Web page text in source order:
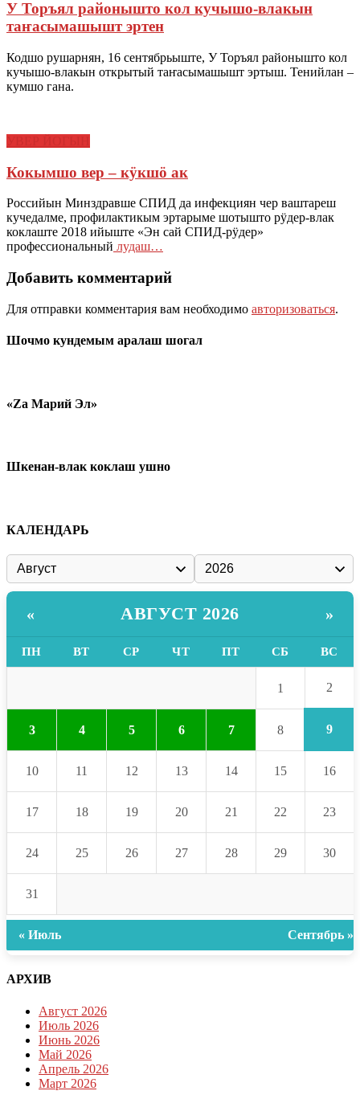
У Торъял районышто кол кучышо-влакын
таҥасымашышт эртен
Кодшо рушарнян, 16 сентябрьыште, У Торъял районышто кол
кучышо-влакын открытый таҥасымашышт эртыш. Тенийлан –
кумшо гана.
Кокымшо вер – кӱкшӧ ак
Российын Минздравше СПИД да инфекциян чер ваштареш
кучедалме, профилактикым эртарыме шотышто рӱдер-влак
коклаште 2018 ийыште «Эн сай СПИД-рӱдер»
профессиональный лудаш…
Добавить комментарий
Для отправки комментария вам необходимо авторизоваться.
Шочмо кундемым аралаш шогал
«Zа Марий Эл»
Шкенан-влак коклаш ушно
КАЛЕНДАРЬ
« АВГУСТ 2026 »
ПН ВТ СР ЧТ ПТ СБ ВС
1 2
3 4 5 6 7 8 9
10 11 12 13 14 15 16
17 18 19 20 21 22 23
24 25 26 27 28 29 30
31
« Июль Сентябрь »
АРХИВ
Август 2026
Июль 2026
Июнь 2026
Май 2026
Апрель 2026
Март 2026